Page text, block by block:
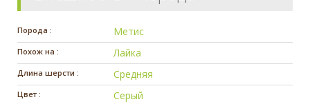
Порода : Метис
Похож на : Лайка
Длина шерсти : Средняя
Цвет : Серый